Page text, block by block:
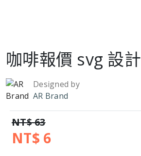
咖啡報價 svg 設計
Designed by
AR Brand
NT$ 63
NT$ 6